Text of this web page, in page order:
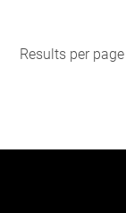
Results per page